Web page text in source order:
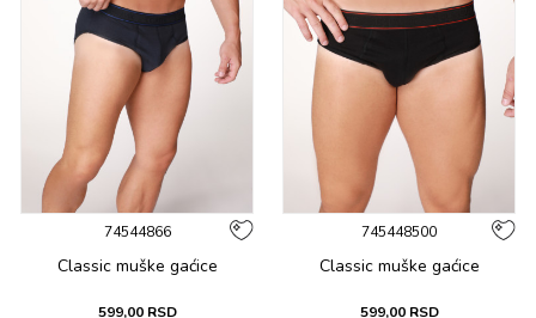
74544866
Classic muške gaćicе
599,00 RSD
745448500
Classic muške gaćicе
599,00 RSD